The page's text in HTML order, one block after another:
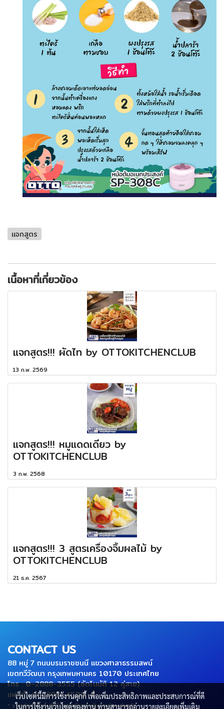
แจกสูตร
เนื้อหาที่เกี่ยวข้อง
แจกสูตร!!! ผัดไท by OTTOKITCHENCLUB
13 ก.พ. 2569
แจกสูตร!!! หมูแดดเดียว by
OTTOKITCHENCLUB
3 ก.พ. 2568
แจกสูตร!!! 3 สูตรเครื่องจิ้มผลไม้ by
OTTOKITCHENCLUB
21 ธ.ค. 2567
CONTACT US
88 หมู่ 7 ถนนบรมราชชนนี แขวงศาลาธรรมสพน์
เขตทวีวัฒนา กรุงเทพมหานคร 10170 ประเทศไทย
โทร : 0-2888-3555 (อัตโนมัติ 12 คู่สาย)
แฟกส์ : 0-2800-4500-4
* ราคาสินค้าในเว็บไซต์รวมภาษีมูลค่าเพิ่มและค่าขนส่งแล้ว
เว็บไซต์นี้มีการใช้งานคุกกี้ เพื่อเพิ่มประสิทธิภาพและประสบการณ์ที่ดี
ในการใช้งานเว็บไซต์ของท่าน ท่านสามารถอ่านรายละเอียดเพิ่มเติม